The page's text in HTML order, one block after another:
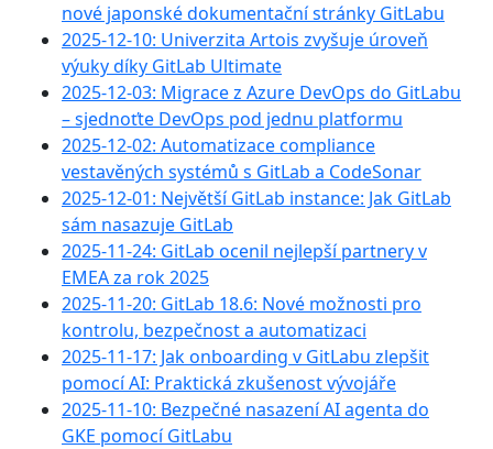
nové japonské dokumentační stránky GitLabu
2025-12-10: Univerzita Artois zvyšuje úroveň
výuky díky GitLab Ultimate
2025-12-03: Migrace z Azure DevOps do GitLabu
– sjednoťte DevOps pod jednu platformu
2025-12-02: Automatizace compliance
vestavěných systémů s GitLab a CodeSonar
2025-12-01: Největší GitLab instance: Jak GitLab
sám nasazuje GitLab
2025-11-24: GitLab ocenil nejlepší partnery v
EMEA za rok 2025
2025-11-20: GitLab 18.6: Nové možnosti pro
kontrolu, bezpečnost a automatizaci
2025-11-17: Jak onboarding v GitLabu zlepšit
pomocí AI: Praktická zkušenost vývojáře
2025-11-10: Bezpečné nasazení AI agenta do
GKE pomocí GitLabu